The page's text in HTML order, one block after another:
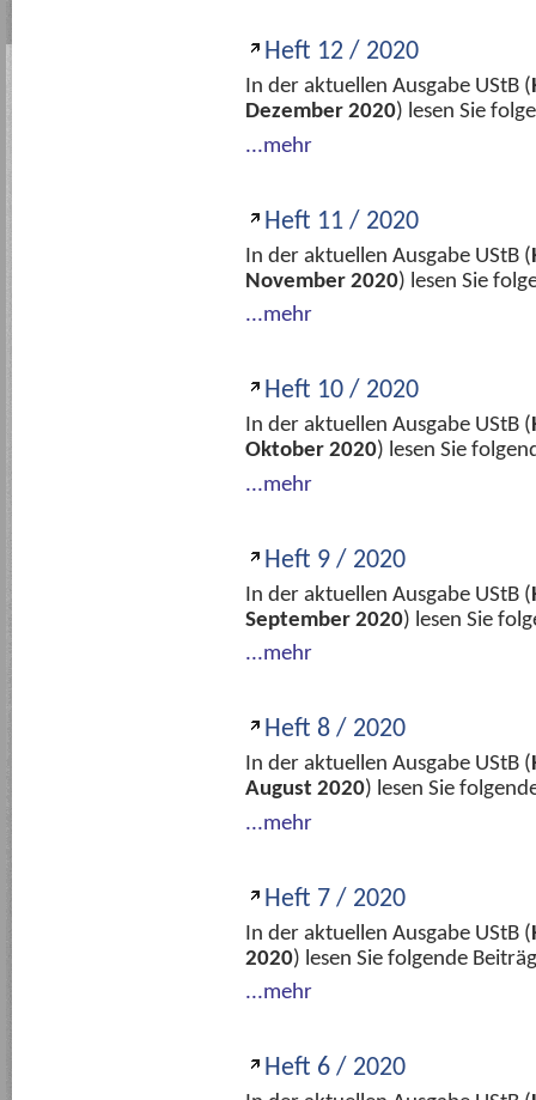
Heft 12 / 2020
In der aktuellen Ausgabe UStB (
Dezember 2020) lesen Sie
...mehr
Heft 11 / 2020
In der aktuellen Ausgabe UStB (
November 2020) lesen Sie
...mehr
Heft 10 / 2020
In der aktuellen Ausgabe UStB (
Oktober 2020) lesen Sie
...mehr
Heft 9 / 2020
In der aktuellen Ausgabe UStB (
September 2020) lesen Sie
...mehr
Heft 8 / 2020
In der aktuellen Ausgabe UStB (
August 2020) lesen Sie
...mehr
Heft 7 / 2020
In der aktuellen Ausgabe UStB (
2020) lesen Sie folgende
...mehr
Heft 6 / 2020